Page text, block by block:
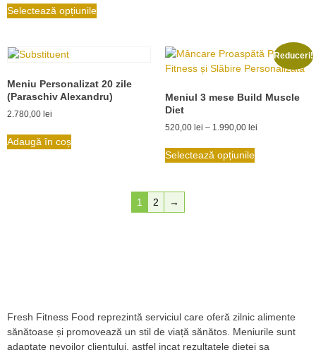
Selectează opțiunile
Meniu Personalizat 20 zile
(Paraschiv Alexandru)
2.780,00 lei
Adaugă în coș
Reduceri!
Meniul 3 mese Build Muscle
Diet
520,00 lei – 1.990,00 lei
Selectează opțiunile
1 2 →
Fresh Fitness Food reprezintă serviciul care oferă zilnic alimente
sănătoase și promovează un stil de viață sănătos. Meniurile sunt
adaptate nevoilor clientului, astfel incat rezultatele dietei sa